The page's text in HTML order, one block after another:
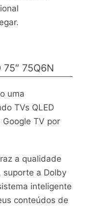
75Q6N
uma
TVs QLED
TV por
a qualidade
suporte a Dolby
inteligente
conteúdos de